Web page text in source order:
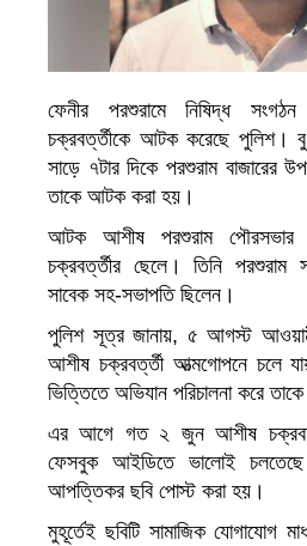
ফেনীর পরশুরামে নিষিদ্ধ
চক্রবর্ত্তীকে আটক করেছে পুলিশ।
সাড়ে ৭টার দিকে পরশুরাম বাজারের
তাকে আটক করা হয়।
আটক আশীষ পরশুরাম পৌরসভার
চক্রবর্ত্তীর ছেলে। তিনি পরশুরাম
সাবেক সহ-সভাপতি ছিলেন।
পুলিশ সূত্র জানায়, ৫ আগস্ট
আশীষ চক্রবর্ত্তী আত্মগোপনে চলে
ভিত্তিতে অভিযান পরিচালনা করে
এর আগে গত ২ জুন আশীষ
ফেসবুক আইডিতে ভালোই
আপত্তিকর ছবি পোস্ট করা হয়।
মুহূর্তেই ছবিটি সামাজিক যোগাযোগ